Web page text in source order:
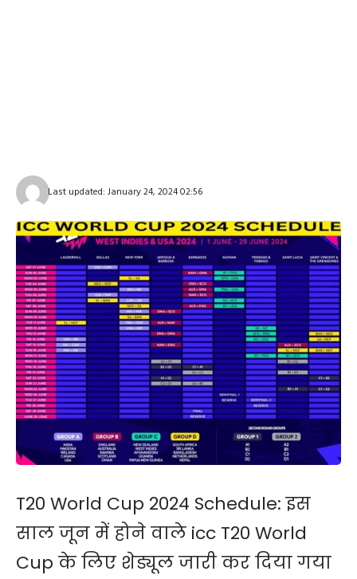
Last updated: January 24, 2024 02:56
T20 World Cup 2024 Schedule: इस
साल जून में होने वाले icc T20 World
Cup के लिए शेड्यूल जारी कर दिया गया